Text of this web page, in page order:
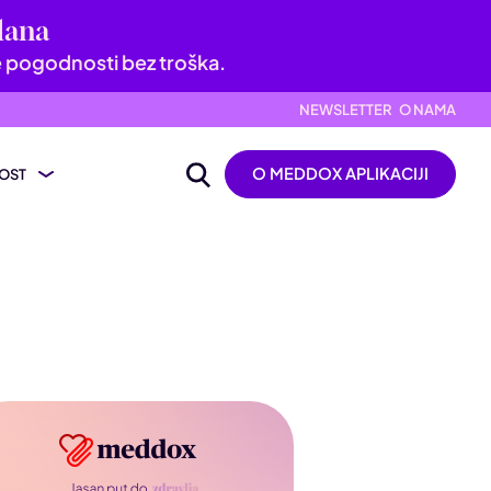
pogodnosti bez troška.
NEWSLETTER O NAMA
O MEDDOX APLIKACIJI